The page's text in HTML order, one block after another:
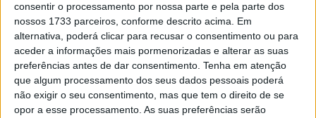
consentir o processamento por nossa parte e pela parte dos
nossos 1733 parceiros, conforme descrito acima. Em
alternativa, poderá clicar para recusar o consentimento ou para
aceder a informações mais pormenorizadas e alterar as suas
preferências antes de dar consentimento. Tenha em atenção
que algum processamento dos seus dados pessoais poderá
não exigir o seu consentimento, mas que tem o direito de se
opor a esse processamento. As suas preferências serão
Pub
TAGS Futsal Viseu 2001